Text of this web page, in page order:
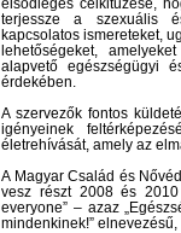
elsődleges célkitűzése,
terjessze a szexuális
kapcsolatos ismereteket,
lehetőségeket,
alapvető egészségügyi
érdekében.
A szervezők fontos
igényeinek
életrehívását, amely az
A Magyar Család és
vesz részt 2008 és
everyone” – azaz
mindenkinek!”